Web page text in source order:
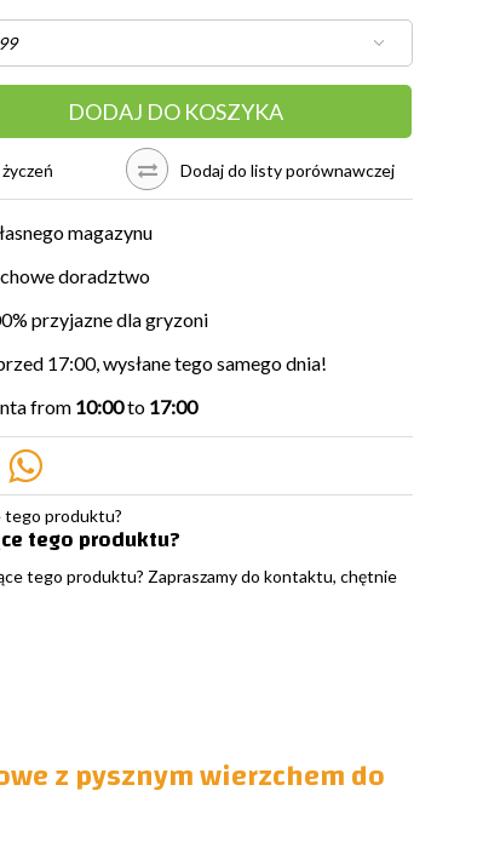
DODAJ DO KOSZYKA
Dodaj do listy porównawczej
magazynu
doradztwo
przyjazne dla gryzoni
17:00, wysłane tego samego dnia!
from 10:00to 17:00
tego produktu?
tego produktu? Zapraszamy do kontaktu, chętnie
z pysznym wierzchem do